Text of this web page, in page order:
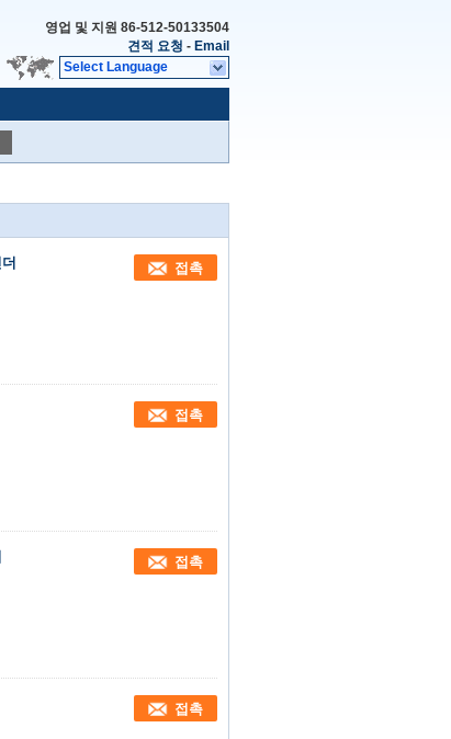
영업 및 지원 86-512-50133504
견적 요청 - Email
Select Language
접촉
접촉
접촉
접촉